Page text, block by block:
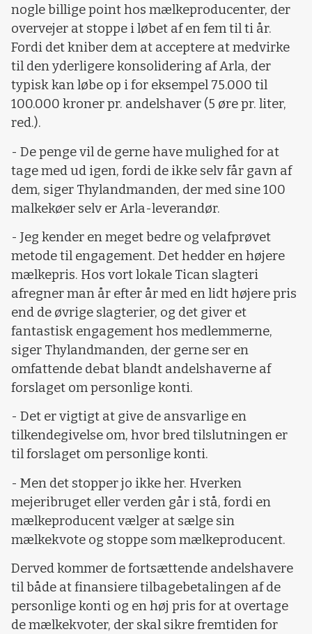
nogle billige point hos mælkeproducenter, der
overvejer at stoppe i løbet af en fem til ti år.
Fordi det kniber dem at acceptere at medvirke
til den yderligere konsolidering af Arla, der
typisk kan løbe op i for eksempel 75.000 til
100.000 kroner pr. andelshaver (5 øre pr. liter,
red.).
- De penge vil de gerne have mulighed for at
tage med ud igen, fordi de ikke selv får gavn af
dem, siger Thylandmanden, der med sine 100
malkekøer selv er Arla-leverandør.
- Jeg kender en meget bedre og velafprøvet
metode til engagement. Det hedder en højere
mælkepris. Hos vort lokale Tican slagteri
afregner man år efter år med en lidt højere pris
end de øvrige slagterier, og det giver et
fantastisk engagement hos medlemmerne,
siger Thylandmanden, der gerne ser en
omfattende debat blandt andelshaverne af
forslaget om personlige konti.
- Det er vigtigt at give de ansvarlige en
tilkendegivelse om, hvor bred tilslutningen er
til forslaget om personlige konti.
- Men det stopper jo ikke her. Hverken
mejeribruget eller verden går i stå, fordi en
mælkeproducent vælger at sælge sin
mælkekvote og stoppe som mælkeproducent.
Derved kommer de fortsættende andelshavere
til både at finansiere tilbagebetalingen af de
personlige konti og en høj pris for at overtage
de mælkekvoter, der skal sikre fremtiden for